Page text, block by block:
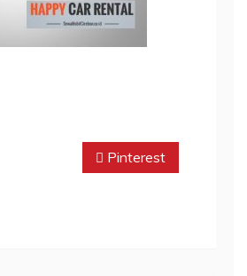
Pinterest